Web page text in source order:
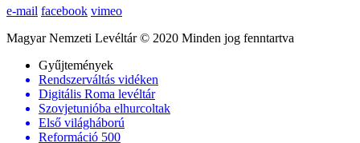
e-mail facebook vimeo
Magyar Nemzeti Levéltár © 2020 Minden jog fenntartva
Gyűjtemények
Rendszerváltás vidéken
Digitális Roma levéltár
Szovjetunióba elhurcoltak
Első világháború
Reformáció 500